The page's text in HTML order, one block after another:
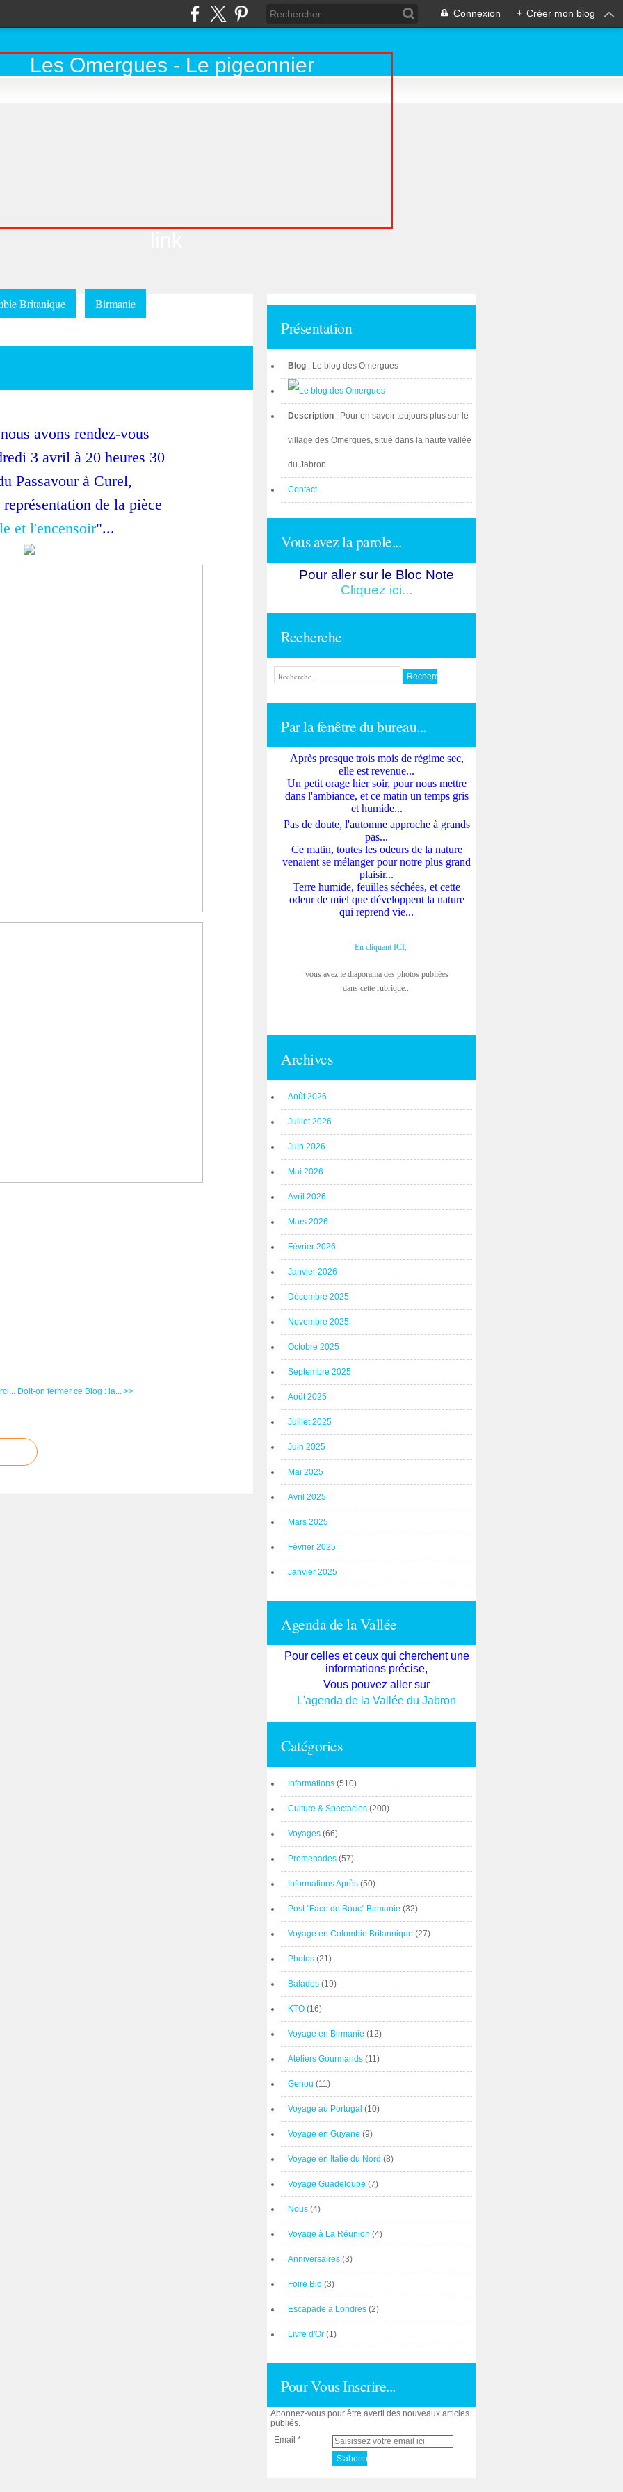
Connexion + Créer mon blog
Britanique Birmanie
avons rendez-vous
3 avril à 20 heures 30
Passavour à Curel,
de la pièce
et l'encensoir"...
Doit-on fermer ce Blog : la... >>
Présentation
Blog : Le blog des Omergues
Description : Pour en savoir toujours plus sur le
village des Omergues, situé dans la haute vallée
du Jabron
Contact
Vous avez la parole...
Pour aller sur le Bloc Note
Cliquez ici...
Recherche
Par la fenêtre du bureau...
Après presque trois mois de régime sec,
elle est revenue...
Un petit orage hier soir, pour nous mettre
dans l'ambiance, et ce matin un temps gris
et humide...
Pas de doute, l'automne approche à grands
pas...
Ce matin, toutes les odeurs de la nature
venaient se mélanger pour notre plus grand
plaisir...
Terre humide, feuilles séchées, et cette
odeur de miel que développent la nature
qui reprend vie...
En cliquant ICI,
vous avez le diaporama des photos publiées
dans cette rubrique...
Archives
Août 2026
Juillet 2026
Juin 2026
Mai 2026
Avril 2026
Mars 2026
Février 2026
Janvier 2026
Décembre 2025
Novembre 2025
Octobre 2025
Septembre 2025
Août 2025
Juillet 2025
Juin 2025
Mai 2025
Avril 2025
Mars 2025
Février 2025
Janvier 2025
Agenda de la Vallée
Pour celles et ceux qui cherchent une
informations précise,
Vous pouvez aller sur
L'agenda de la Vallée du Jabron
Catégories
Informations (510)
Culture & Spectacles (200)
Voyages (66)
Promenades (57)
Informations Après (50)
Post "Face de Bouc" Birmanie (32)
Voyage en Colombie Britannique (27)
Photos (21)
Balades (19)
KTO (16)
Voyage en Birmanie (12)
Ateliers Gourmands (11)
Genou (11)
Voyage au Portugal (10)
Voyage en Guyane (9)
Voyage en Italie du Nord (8)
Voyage Guadeloupe (7)
Nous (4)
Voyage à La Réunion (4)
Anniversaires (3)
Foire Bio (3)
Escapade à Londres (2)
Livre d'Or (1)
Pour Vous Inscrire...
Abonnez-vous pour être averti des nouveaux articles
publiés.
Email